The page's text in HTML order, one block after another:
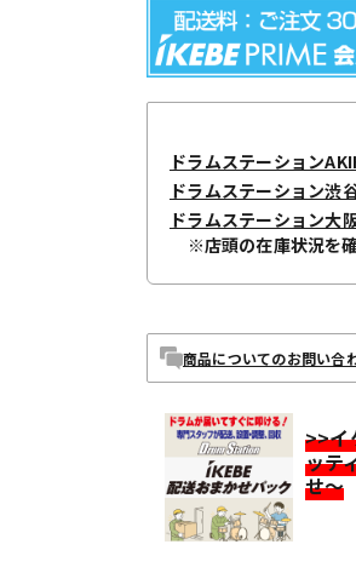
ドラムステーション
ドラムステーション渋
ドラムステーション大
※店頭の在庫状況を
商品についてのお問い合
>>イ
ッテ
せ～